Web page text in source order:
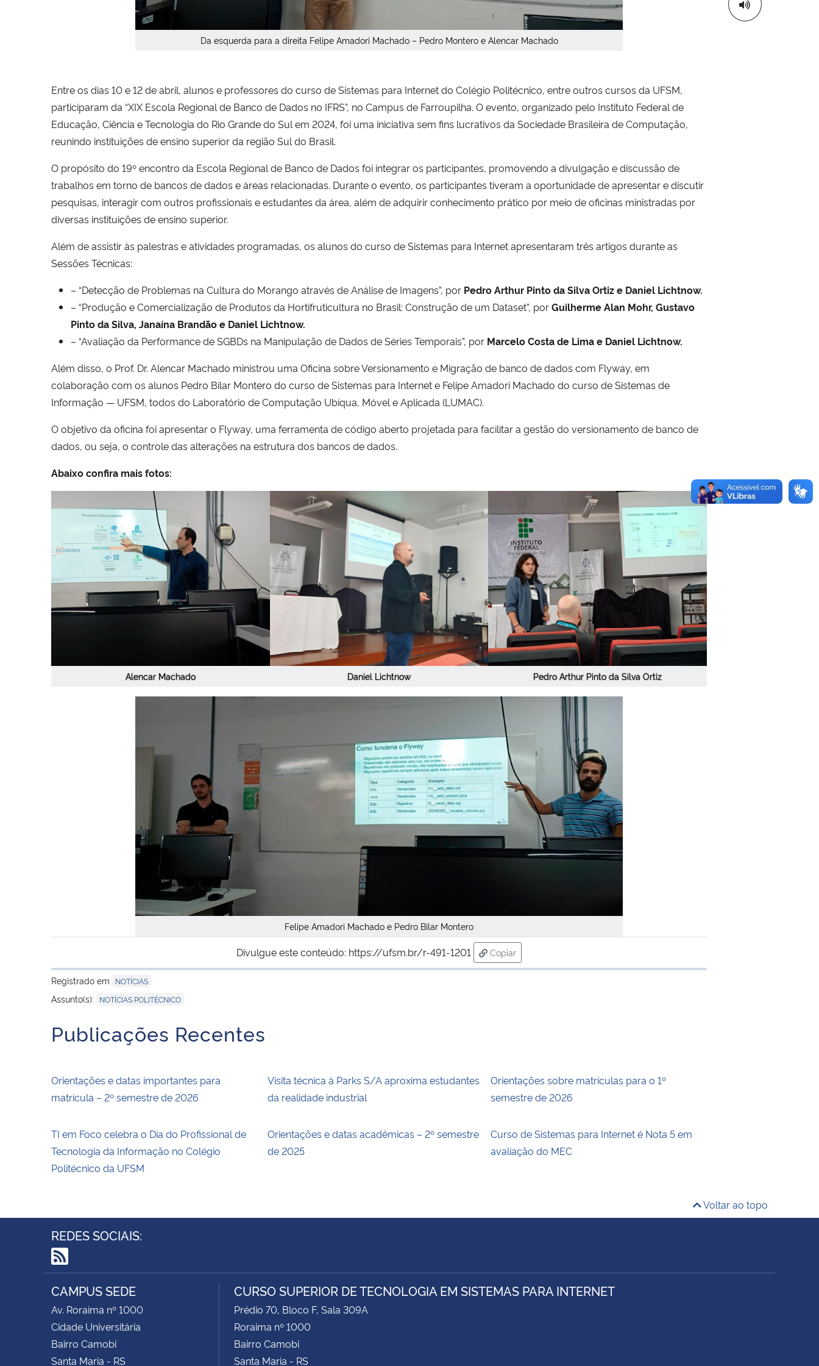
Da esquerda para a direita Felipe Amadori Machado – Pedro Montero e Alencar Machado
Entre os dias 10 e 12 de abril, alunos e professores do curso de Sistemas para Internet do Colégio Politécnico, entre outros cursos da UFSM,
participaram da “XIX Escola Regional de Banco de Dados no IFRS”, no Campus de Farroupilha. O evento, organizado pelo Instituto Federal de
Educação, Ciência e Tecnologia do Rio Grande do Sul em 2024, foi uma iniciativa sem fins lucrativos da Sociedade Brasileira de Computação,
reunindo instituições de ensino superior da região Sul do Brasil.
O propósito do 19º encontro da Escola Regional de Banco de Dados foi integrar os participantes, promovendo a divulgação e discussão de
trabalhos em torno de bancos de dados e áreas relacionadas. Durante o evento, os participantes tiveram a oportunidade de apresentar e discutir
pesquisas, interagir com outros profissionais e estudantes da área, além de adquirir conhecimento prático por meio de oficinas ministradas por
diversas instituições de ensino superior.
Além de assistir às palestras e atividades programadas, os alunos do curso de Sistemas para Internet apresentaram três artigos durante as
Sessões Técnicas:
– “Detecção de Problemas na Cultura do Morango através de Análise de Imagens”, por Pedro Arthur Pinto da Silva Ortiz e Daniel Lichtnow.
– “Produção e Comercialização de Produtos da Hortifruticultura no Brasil: Construção de um Dataset”, porGuilherme Alan Mohr, Gustavo
Pinto da Silva, Janaína Brandão e Daniel Lichtnow.
– “Avaliação da Performance de SGBDs na Manipulação de Dados de Séries Temporais”, por Marcelo Costa de Lima e Daniel Lichtnow.
Além disso, o Prof. Dr. Alencar Machado ministrou uma Oficina sobre Versionamento e Migração de banco de dados com Flyway, em
colaboração com os alunos Pedro Bilar Montero do curso de Sistemas para Internet e Felipe Amadori Machado do curso de Sistemas de
Informação — UFSM, todos do Laboratório de Computação Ubíqua, Móvel e Aplicada (LUMAC).
O objetivo da oficina foi apresentar o Flyway, uma ferramenta de código aberto projetada para facilitar a gestão do versionamento de banco de
dados, ou seja, o controle das alterações na estrutura dos bancos de dados.
Abaixo confira mais fotos:
Alencar Machado Daniel Lichtnow Pedro Arthur Pinto da Silva Ortiz
Felipe Amadori Machado e Pedro Bilar Montero
Divulgue este conteúdo: https://ufsm.br/r-491-1201
Copiar
para área de transferência
Registrado em
NOTÍCIAS
Assunto(s): NOTÍCIAS POLITÉCNICO
Publicações Recentes
Orientações e datas importantes para
matrícula – 2º semestre de 2026
Visita técnica à Parks S/A aproxima estudantes
da realidade industrial
Orientações sobre matrículas para o 1º
semestre de 2026
TI em Foco celebra o Dia do Profissional de
Tecnologia da Informação no Colégio
Politécnico da UFSM
Orientações e datas acadêmicas – 2º semestre
de 2025
Curso de Sistemas para Internet é Nota 5 em
avaliação do MEC
Voltar ao topo
REDES SOCIAIS:
RSS
CAMPUS SEDE
Av. Roraima nº 1000
Cidade Universitária
Bairro Camobi
Santa Maria - RS
CURSO SUPERIOR DE TECNOLOGIA EM SISTEMAS PARA INTERNET
Prédio 70, Bloco F, Sala 309A
Roraima nº 1000
Bairro Camobi
Santa Maria - RS